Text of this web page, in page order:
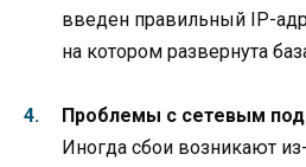
введен правильный IP-
на котором развернута
Проблемы с сетевым
Иногда сбои возникают